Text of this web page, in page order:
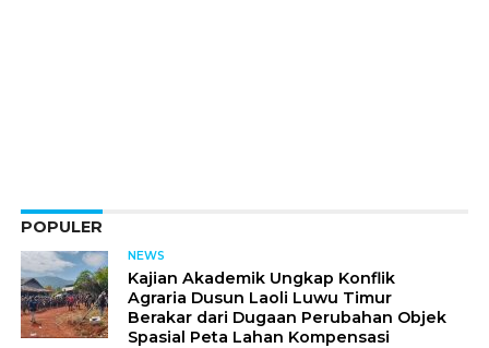
POPULER
NEWS
Kajian Akademik Ungkap Konflik
Agraria Dusun Laoli Luwu Timur
Berakar dari Dugaan Perubahan Objek
Spasial Peta Lahan Kompensasi